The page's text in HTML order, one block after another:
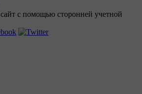
с помощью сторонней учетной